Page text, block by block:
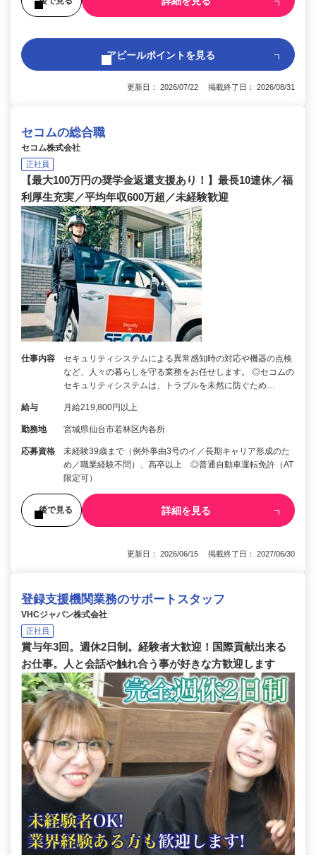
アピールポイントを見る
更新日： 2026/07/22 掲載終了日： 2026/08/31
セコムの総合職
セコム株式会社
正社員
【最大100万円の奨学金返還支援あり！】最長10連休／福
利厚生充実／平均年収600万超／未経験歓迎
仕事内容
セキュリティシステムによる異常感知時の対応や機器の点検
など、人々の暮らしを守る業務をお任せします。 ◎セコムの
セキュリティシステムは、トラブルを未然に防ぐため…
給与 月給219,800円以上
勤務地 宮城県仙台市若林区内各所
応募資格
未経験39歳まで（例外事由3号のイ／長期キャリア形成のた
め／職業経験不問）、高卒以上 ◎普通自動車運転免許（AT
限定可）
後で見る 詳細を見る
更新日： 2026/06/15 掲載終了日： 2027/06/30
登録支援機関業務のサポートスタッフ
VHCジャパン株式会社
正社員
賞与年3回。週休2日制。経験者大歓迎！国際貢献出来る
お仕事。人と会話や触れ合う事が好きな方歓迎します